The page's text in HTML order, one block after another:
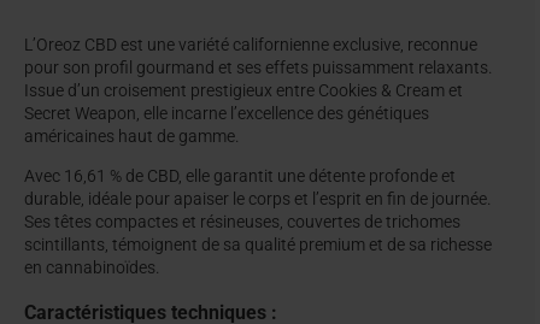
L’Oreoz CBD est une variété californienne exclusive, reconnue
pour son profil gourmand et ses effets puissamment relaxants.
Issue d’un croisement prestigieux entre Cookies & Cream et
Secret Weapon, elle incarne l’excellence des génétiques
américaines haut de gamme.
Avec 16,61 % de CBD, elle garantit une détente profonde et
durable, idéale pour apaiser le corps et l’esprit en fin de journée.
Ses têtes compactes et résineuses, couvertes de trichomes
scintillants, témoignent de sa qualité premium et de sa richesse
en cannabinoïdes.
Caractéristiques techniques :